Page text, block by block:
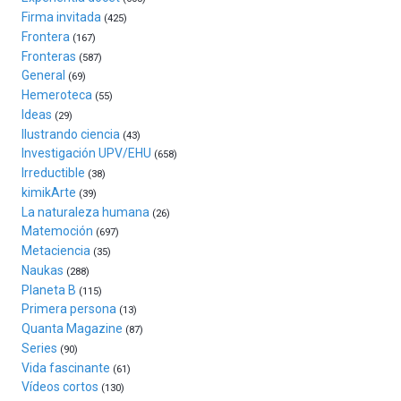
la
ciudad
de
monólogos,
exposiciones,
conferencias,
docufórums
y
espectáculos
del
16
de
septiembre
al
4
de
octubre.
La
iniciativa,
organizada
Firma invitada (425)
Frontera (167)
Fronteras (587)
General (69)
Hemeroteca (55)
Ideas (29)
Ilustrando ciencia (43)
Investigación UPV/EHU (658)
Irreductible (38)
kimikArte (39)
La naturaleza humana (26)
Matemoción (697)
Metaciencia (35)
Naukas (288)
Planeta B (115)
Primera persona (13)
Quanta Magazine (87)
Series (90)
Vida fascinante (61)
Vídeos cortos (130)